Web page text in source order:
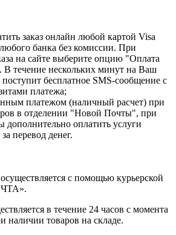
заказ онлайн любой картой Visa
банка без комиссии. При
на сайте выберите опцию "Оплата
В течение нескольких минут на Ваш
бесплатное SMS-сообщение с
платежа;
платежом (наличный расчет) при
в отделении "Новой Почты", при
оплатить услуги
перевод денег.
с помощью курьерской
в течение 24 часов с момента
наличии товаров на складе.